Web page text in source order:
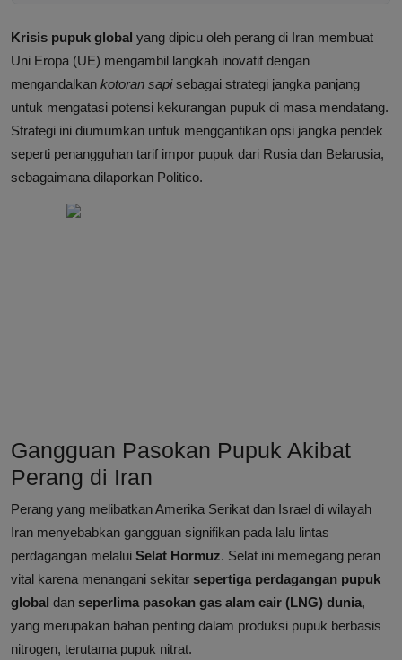
Krisis pupuk global yang dipicu oleh perang di Iran membuat
Uni Eropa (UE) mengambil langkah inovatif dengan
mengandalkan kotoran sapisebagai strategi jangka panjang
untuk mengatasi potensi kekurangan pupuk di masa mendatang.
Strategi ini diumumkan untuk menggantikan opsi jangka pendek
seperti penangguhan tarif impor pupuk dari Rusia dan Belarusia,
sebagaimana dilaporkan Politico.
Gangguan Pasokan Pupuk Akibat
Perang di Iran
Perang yang melibatkan Amerika Serikat dan Israel di wilayah
Iran menyebabkan gangguan signifikan pada lalu lintas
perdagangan melalui Selat Hormuz. Selat ini memegang peran
vital karena menangani sekitar sepertiga perdagangan pupuk
global dan seperlima pasokan gas alam cair (LNG) dunia,
yang merupakan bahan penting dalam produksi pupuk berbasis
nitrogen, terutama pupuk nitrat.